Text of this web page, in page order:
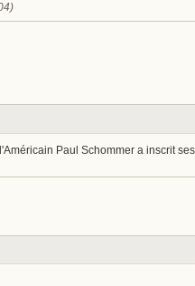
Paul Schommer a inscrit